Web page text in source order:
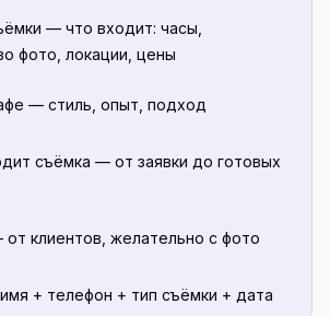
— что входит: часы,
фото, локации, цены
— стиль, опыт, подход
съёмка — от заявки до готовых
клиентов, желательно с фото
+ телефон + тип съёмки + дата